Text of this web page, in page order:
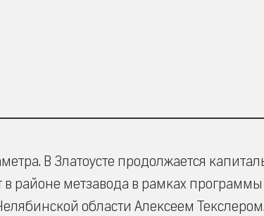
В Златоусте продолжается
районе метзавода в рамках программы
области Алексеем Текслером.